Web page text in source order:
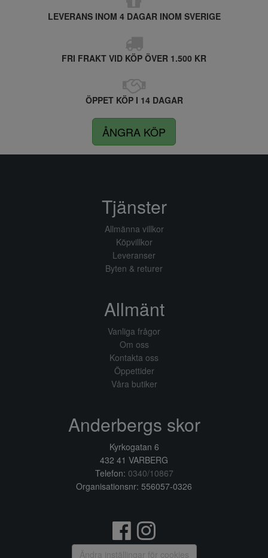
LEVERANS INOM 4 DAGAR INOM SVERIGE
FRI FRAKT VID KÖP ÖVER 1.500 KR
ÖPPET KÖP I 14 DAGAR
ÅNGRA KÖP
Tjänster
Allmänna villkor
Köpvillkor
Leveranser
Byten & returer
Allmänt
Vanliga frågor
Om oss
Kontakta oss
Öppettider
Våra butiker
Anderbergs skor
Kyrkogatan 6
432 41 VARBERG
Telefon: 0340/10867
Organisationsnr: 556057-0326
Ändra inställingar för cookies